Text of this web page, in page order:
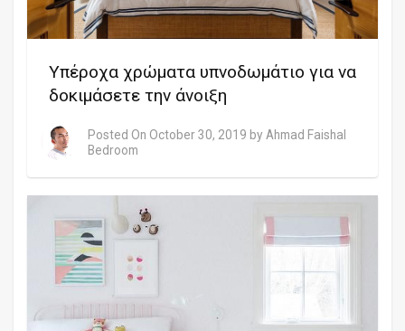
Υπέροχα χρώματα υπνοδωμάτιο για να
δοκιμάσετε την άνοιξη
Posted On October 30, 2019 by Ahmad Faishal
Bedroom